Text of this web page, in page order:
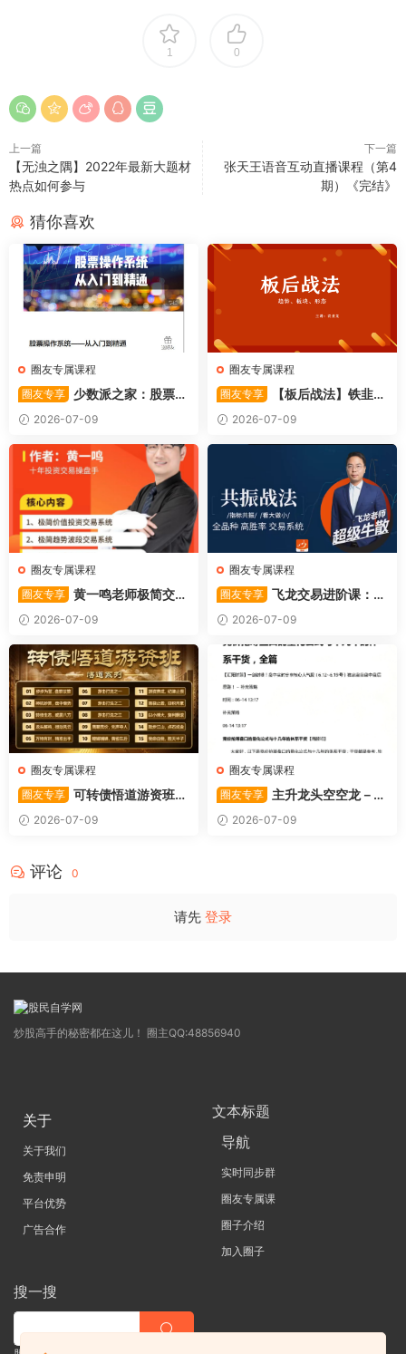
1 0
上一篇
【无浊之隅】2022年最新大题材
热点如何参与
下一篇
张天王语音互动直播课程（第4
期）《完结》
猜你喜欢
圈友专属课程
圈友专享
少数派之家：股票操
作系统—从入门到精通
2026-07-09
圈友专属课程
圈友专享
【板后战法】铁韭菜
板后强势战法
2026-07-09
圈友专属课程
圈友专享 黄一鸣老师极简交易
系统2026-07-09
圈友专属课程
圈友专享 飞龙交易进阶课：共
振战法
2026-07-09
圈友专属课程
圈友专享 可转债悟道游资班出
奇系列悟道系列守正系列课程-
卓妍
2026-07-09
圈友专属课程
圈友专享
主升龙头空空龙－竞
价抢筹盘口的量化公式与十几
年的体系干货，全篇2026061
2026-07-09
评论 0
请先 登录
炒股高手的秘密都在这儿！ 圈主QQ:48856940
关于
关于我们
免责申明
平台优势
广告合作
文本标题
导航
实时同步群
圈友专属课
圈子介绍
加入圈子
搜一搜